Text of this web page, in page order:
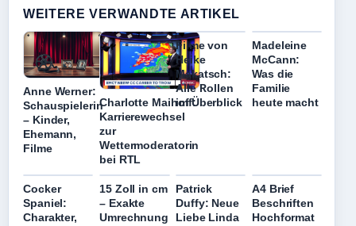
WEITERE VERWANDTE ARTIKEL
Anne Werner:
Schauspielerin
– Kinder,
Ehemann,
Filme
Charlotte Maihoff:
Karrierewechsel
zur
Wettermoderatorin
bei RTL
Filme von
Heike
Makatsch:
Alle Rollen
im Überblick
Madeleine
McCann:
Was die
Familie
heute macht
Cocker
Spaniel:
Charakter,
15 Zoll in cm
– Exakte
Umrechnung
Patrick
Duffy: Neue
Liebe Linda
A4 Brief
Beschriften
Hochformat